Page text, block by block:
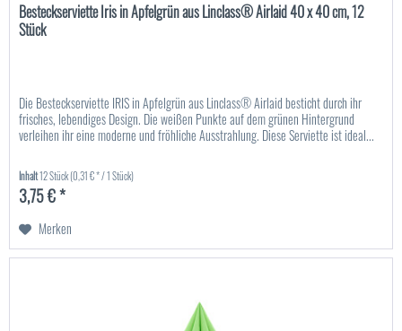
Besteckserviette Iris in Apfelgrün aus Linclass® Airlaid 40 x 40 cm, 12
Stück
Die Besteckserviette IRIS in Apfelgrün aus Linclass® Airlaid besticht durch ihr
frisches, lebendiges Design. Die weißen Punkte auf dem grünen Hintergrund
verleihen ihr eine moderne und fröhliche Ausstrahlung. Diese Serviette ist ideal...
Inhalt12 Stück(0,31 € * / 1 Stück)
3,75 € *
Merken